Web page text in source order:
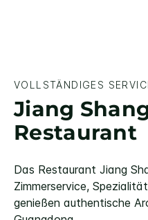
VOLLSTÄNDIGES
Jiang
Restaurant
Das Restaurant Jiang
Zimmerservice,
genießen authentische